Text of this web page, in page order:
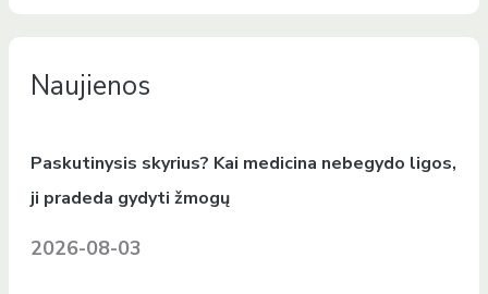
Naujienos
Paskutinysis skyrius? Kai medicina nebegydo ligos,
ji pradeda gydyti žmogų
2026-08-03